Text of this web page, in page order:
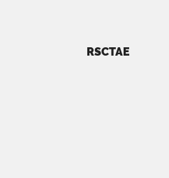
RSCTAE